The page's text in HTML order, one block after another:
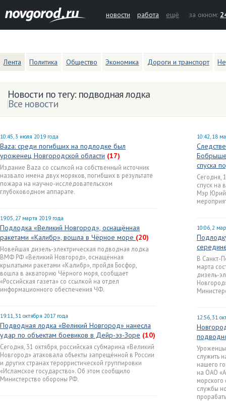
новости работа ещё за окном:
Лента Политика Общество Экономика Дороги и транспорт
Новости по тегу: подводная лодка
Все новости
10:45, 3 июля 2019 года
Baza: среди погибших на подлодке был
уроженец Новгородской области (17)
Издание Baza со ссылкой на собственный источник
назвало имена двух моряков, погибших в результате
пожара на научно-исследовательском
глубоководном аппарате.
19:05, 27 марта 2019 года
Подлодка «Великий Новгород», оснащённая
ракетами «Калибр», вошла в Чёрное море (20)
Новейшая дизель-электрическая подводная лодка
ВМФ РФ «Великий Новгород», оснащённая
крылатыми ракетами «Калибр», пройдя Босфор,
вошла в акваторию Чёрного моря, сообщает
«Российская газета» со ссылкой на отдел
информационного обеспечения ЧФ.
19:11, 31 октября 2017 года
Подводная лодка «Великий Новгород» нанесла
удар по объектам боевиков в Дейр-эз-Зоре (10)
Сегодня, 31 октября, российская субмарина «Великий
Новгород» атаковала объекты запрещённой в России
и других странах терорристической группировки
«Исламское государство». Об этом сообщило
Министерство обороны РФ.
10:42, 18
спуска
Сегодня,
спуск на
Мэр Юрий
10:06, 2
В Санкт-
марта
дизель-
12:56, 31
служить
нашего
на ОАО
службы